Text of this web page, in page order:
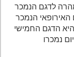
לדגם הנמכר
הנמכר
הדגם החמישי
נמכרו